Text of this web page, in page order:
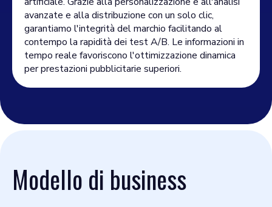
avanzate e alla distribuzione con un solo clic,
garantiamo l'integrità del marchio facilitando al
contempo la rapidità dei test A/B. Le informazioni in
tempo reale favoriscono l'ottimizzazione dinamica
per prestazioni pubblicitarie superiori.
Modello di business